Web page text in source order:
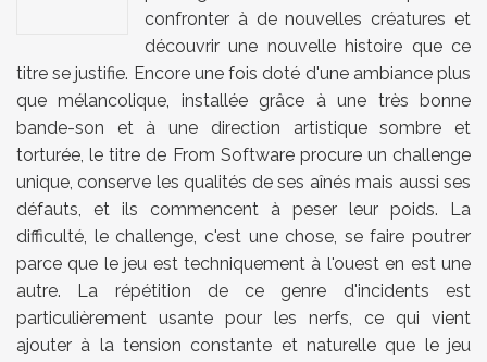
confronter à de nouvelles créatures et
découvrir une nouvelle histoire que ce
titre se justifie. Encore une fois doté d'une ambiance plus
que mélancolique, installée grâce à une très bonne
bande-son et à une direction artistique sombre et
torturée, le titre de From Software procure un challenge
unique, conserve les qualités de ses aînés mais aussi ses
défauts, et ils commencent à peser leur poids. La
difficulté, le challenge, c'est une chose, se faire poutrer
parce que le jeu est techniquement à l'ouest en est une
autre. La répétition de ce genre d'incidents est
particulièrement usante pour les nerfs, ce qui vient
ajouter à la tension constante et naturelle que le jeu